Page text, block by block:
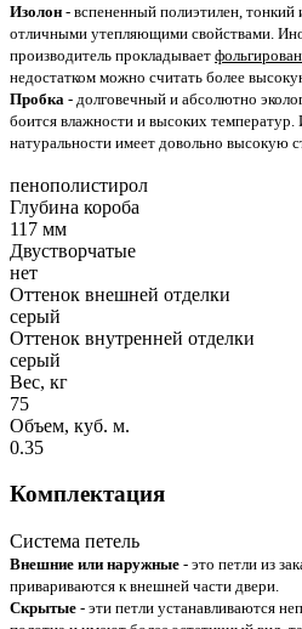
Изолон - вспененный полиэтилен,
отличными утепляющими свойствами.
производитель прокладывает
недостатком можно считать более
Пробка - долговечный и абсолютно
боится влажности и высоких температур.
натуральности имеет довольно высокую
пенополистирол
Глубина короба
117 мм
Двустворчатые
нет
Оттенок внешней отделки
серый
Оттенок внутренней отделки
серый
Вес, кг
75
Объем, куб. м.
0.35
Комплектация
Система петель
Внешние или наружные - это петли из
привариваются к внешней части двери.
Скрытые - эти петли устанавливаются